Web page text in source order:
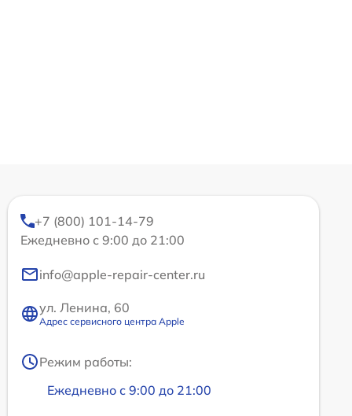
+7 (800) 101-14-79
Ежедневно с 9:00 до 21:00
info@apple-repair-center.ru
ул. Ленина, 60
Адрес сервисного центра Apple
Режим работы:
Ежедневно с 9:00 до 21:00